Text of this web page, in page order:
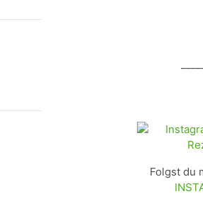
Folgst du